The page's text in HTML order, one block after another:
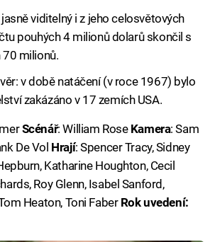
viditelný i z jeho celosvětových
pouhých 4 milionů dolarů skončil s
milionů.
v době natáčení (v roce 1967) bylo
zakázáno v 17 zemích USA.
Scénář: William Rose Kamera: Sam
De Vol Hrají: Spencer Tracy, Sidney
Katharine Houghton, Cecil
Roy Glenn, Isabel Sanford,
Heaton, Toni Faber Rok uvedení: